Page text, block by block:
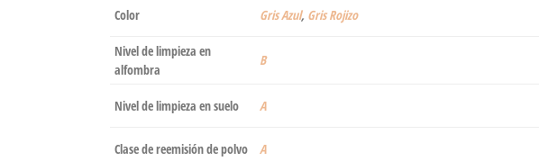
Color Gris Azul, Gris Rojizo
Nivel de limpieza en
alfombra
‎B
Nivel de limpieza en suelo ‎A
Clase de reemisión de polvo ‎A